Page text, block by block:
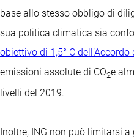
base allo stesso obbligo di
sua politica climatica sia
obiettivo di 1,5° C dell’Accordo
emissioni assolute di CO2e
livelli del 2019.
Inoltre, ING non può limitarsi